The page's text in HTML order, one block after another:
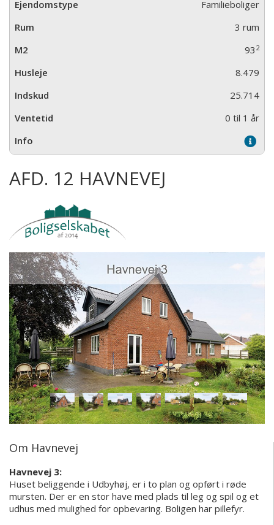
Familieboliger
3 rum
93 2
8.479
25.714
0 til 1 år
AFD. 12 HAVNEVEJ
Om Havnevej
Havnevej 3:
Huset beliggende i Udbyhøj, er i to plan og opført i røde
mursten. Der er en stor have med plads til leg og spil og et
udhus med mulighed for opbevaring. Boligen har pillefyr.